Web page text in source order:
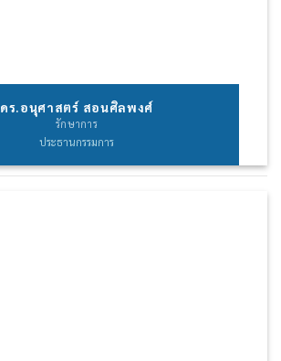
ดร.อนุศาสตร์ สอนศิลพงศ์
รักษาการ
ประธานกรรมการ